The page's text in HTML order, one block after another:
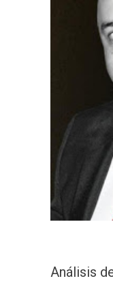
Análisis